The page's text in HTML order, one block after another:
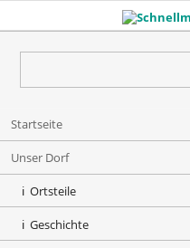
navigation
Startseite
Unser Dorf
Ortsteile
Geschichte